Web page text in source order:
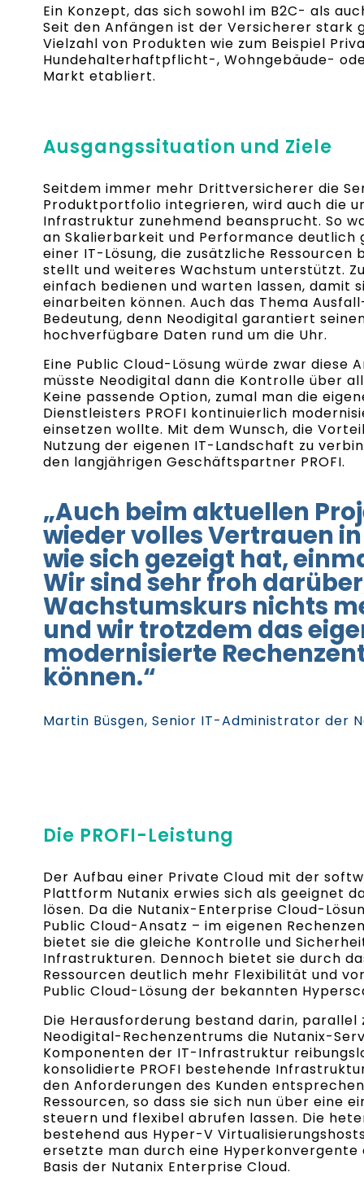
Ein Konzept, das sich sowohl im B2C- als
Seit den Anfängen ist der Versicherer stark
Vielzahl von Produkten wie zum Beispiel
Hundehalterhaftpflicht-, Wohngebäude-
Markt etabliert.
Ausgangssituation und Ziele
Seitdem immer mehr Drittversicherer die
Produktportfolio integrieren, wird auch die
Infrastruktur zunehmend beansprucht. So
an Skalierbarkeit und Performance deutlich
einer IT-Lösung, die zusätzliche
stellt und weiteres Wachstum unterstützt.
einfach bedienen und warten lassen, damit
einarbeiten können. Auch das Thema
Bedeutung, denn Neodigital garantiert
hochverfügbare Daten rund um die Uhr.
Eine Public Cloud-Lösung würde zwar diese
müsste Neodigital dann die Kontrolle über
Keine passende Option, zumal man die
Dienstleisters PROFI kontinuierlich
einsetzen wollte. Mit dem Wunsch, die
Nutzung der eigenen IT-Landschaft zu
den langjährigen Geschäftspartner PROFI.
„Auch beim aktuellen
wieder volles Vertrauen in
wie sich gezeigt hat,
Wir sind sehr froh
Wachstumskurs nichts
und wir trotzdem das
modernisierte
können.“
Martin Büsgen, Senior IT-Administrator der
Die PROFI-Leistung
Der Aufbau einer Private Cloud mit der
Plattform Nutanix erwies sich als geeignet
lösen. Da die Nutanix-Enterprise Cloud-
Public Cloud-Ansatz – im eigenen
bietet sie die gleiche Kontrolle und
Infrastrukturen. Dennoch bietet sie durch
Ressourcen deutlich mehr Flexibilität und
Public Cloud-Lösung der bekannten
Die Herausforderung bestand darin,
Neodigital-Rechenzentrums die Nutanix-
Komponenten der IT-Infrastruktur
konsolidierte PROFI bestehende
den Anforderungen des Kunden
Ressourcen, so dass sie sich nun über eine
steuern und flexibel abrufen lassen. Die
bestehend aus Hyper-V
ersetzte man durch eine
Basis der Nutanix Enterprise Cloud.